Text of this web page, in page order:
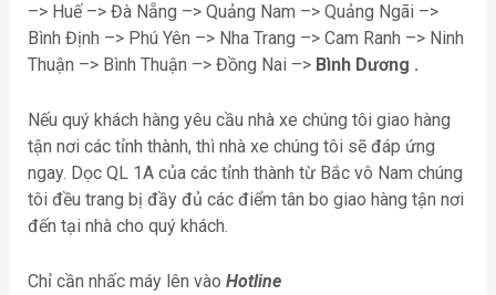
–> Huế –> Đà Nẵng –> Quảng Nam –> Quảng Ngãi –>
Bình Định –> Phú Yên –> Nha Trang –> Cam Ranh –> Ninh
Thuận –> Bình Thuận –> Đồng Nai –> Bình Dương .
Nếu quý khách hàng yêu cầu nhà xe chúng tôi giao hàng
tận nơi các tỉnh thành, thì nhà xe chúng tôi sẽ đáp ứng
ngay. Dọc QL 1A của các tỉnh thành từ Bắc vô Nam chúng
tôi đều trang bị đầy đủ các điểm tân bo giao hàng tận nơi
đến tại nhà cho quý khách.
Chỉ cần nhấc máy lên vào Hotline